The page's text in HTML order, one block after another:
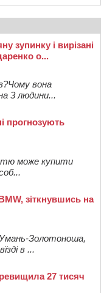
зупинку і вирізані
о...
вона
3 людини...
прогнозують
може купити
зіткнувшись на
Умань-Золотоноша,
в ...
27 тисяч